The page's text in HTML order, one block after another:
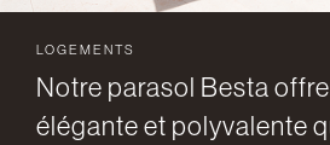
LOGEMENTS
Notre parasol Besta
élégante et polyvalente